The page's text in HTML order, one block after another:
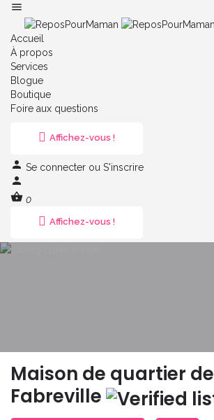
Accueil
À propos
Services
Blogue
Boutique
Foire aux questions
Affichez-vous !
Se connecter ou S'inscrire
0
Affichez-vous !
Maison de quartier de
Fabreville